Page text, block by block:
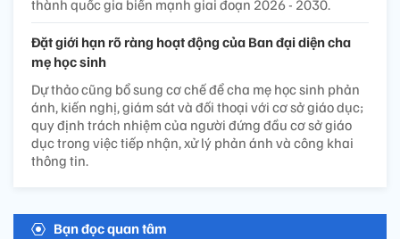
thành quốc gia biển mạnh giai đoạn 2026 - 2030.
Đặt giới hạn rõ ràng hoạt động của Ban đại diện cha
mẹ học sinh
Dự thảo cũng bổ sung cơ chế để cha mẹ học sinh phản
ánh, kiến nghị, giám sát và đối thoại với cơ sở giáo dục;
quy định trách nhiệm của người đứng đầu cơ sở giáo
dục trong việc tiếp nhận, xử lý phản ánh và công khai
thông tin.
Bạn đọc quan tâm